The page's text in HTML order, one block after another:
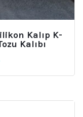
Kalıp K-
Kalıbı